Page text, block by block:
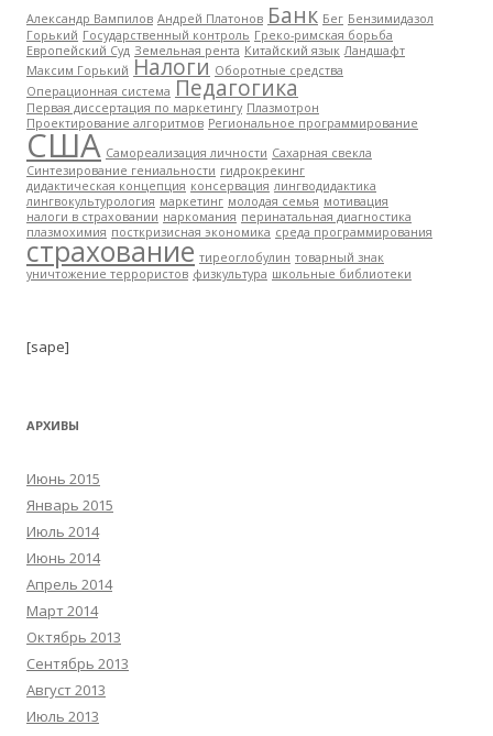
Александр Вампилов Андрей Платонов Банк Бег Бензимидазол
Горький Государственный контроль Греко-римская борьба
Европейский Суд Земельная рента Китайский язык Ландшафт
Максим Горький Налоги Оборотные средства
Операционная система Педагогика
Первая диссертация по маркетингу Плазмотрон
Проектирование алгоритмов Региональное программирование
США Самореализация личности Сахарная свекла
Синтезирование гениальности гидрокрекинг
дидактическая концепция консервация лингводидактика
лингвокультурология маркетинг молодая семья мотивация
налоги в страховании наркомания перинатальная диагностика
плазмохимия посткризисная экономика среда программирования
страхование тиреоглобулин товарный знак
уничтожение террористов физкультура школьные библиотеки
[sape]
АРХИВЫ
Июнь 2015
Январь 2015
Июль 2014
Июнь 2014
Апрель 2014
Март 2014
Октябрь 2013
Сентябрь 2013
Август 2013
Июль 2013